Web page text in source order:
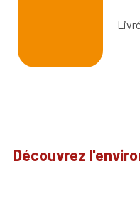
Découvrez